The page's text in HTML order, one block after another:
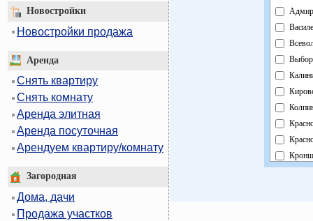
Новостройки
Новостройки продажа
Аренда
Снять квартиру
Снять комнату
Аренда элитная
Аренда посуточная
Арендуем квартиру/комнату
Загородная
Дома, дачи
Продажа участков